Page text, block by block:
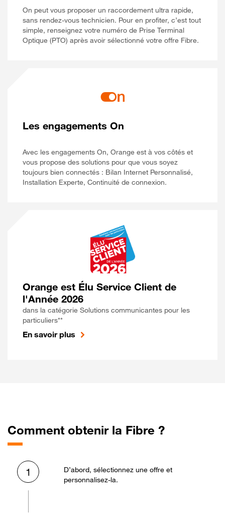
On peut vous proposer un raccordement ultra rapide,
sans rendez-vous technicien. Pour en profiter, c’est tout
simple, renseignez votre numéro de Prise Terminal
Optique (PTO) après avoir sélectionné votre offre Fibre.
Les engagements On
Avec les engagements On, Orange est à vos côtés et
vous propose des solutions pour que vous soyez
toujours bien connectés : Bilan Internet Personnalisé,
Installation Experte, Continuité de connexion.
Orange est Élu Service Client de
l'Année 2026
dans la catégorie Solutions communicantes pour les
particuliers**
En savoir plus
Comment obtenir la Fibre ?
1
D’abord, sélectionnez une offre et
personnalisez-la.